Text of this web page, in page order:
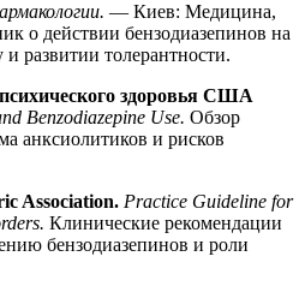
— Киев: Медицина,
о действии бензодиазепинов на
развитии толерантности.
здоровья США
Benzodiazepine Use. Обзор
анксиолитиков и рисков
Association. Practice Guideline for
Клинические рекомендации
бензодиазепинов и роли